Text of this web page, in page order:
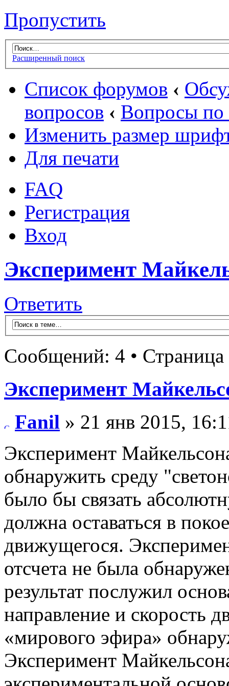
Пропустить
Расширенный поиск
Список форумов ‹
вопросов ‹ Вопросы
Изменить размер
Для печати
FAQ
Регистрация
Вход
Эксперимент
Ответить
Сообщений: 4 • Страница
Эксперимент
Fanil » 21 янв 2015,
Эксперимент
обнаружить среду
было бы связать
должна оставаться в
движущегося.
отсчета не была
результат послужил
направление и скорость
«мирового эфира»
Эксперимент